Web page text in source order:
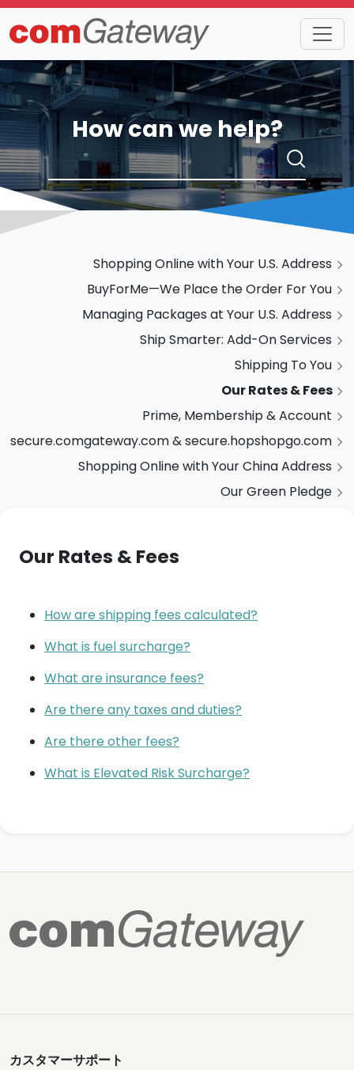
How can we help?
Shopping Online with Your U.S. Address
BuyForMe—We Place the Order For You
Managing Packages at Your U.S. Address
Ship Smarter: Add-On Services
Shipping To You
Our Rates & Fees
Prime, Membership & Account
secure.comgateway.com & secure.hopshopgo.com
Shopping Online with Your China Address
Our Green Pledge
Our Rates & Fees
How are shipping fees calculated?
What is fuel surcharge?
What are insurance fees?
Are there any taxes and duties?
Are there other fees?
What is Elevated Risk Surcharge?
カスタマーサポート